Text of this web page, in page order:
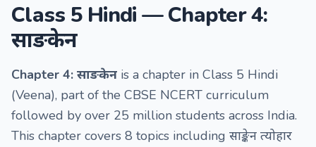
Class 5 Hindi — Chapter 4:
साङकेन
Chapter 4: साङकेन is a chapter in Class 5 Hindi
(Veena), part of the CBSE NCERT curriculum
followed by over 25 million students across India.
This chapter covers 8 topics including साङ्केन त्योहार